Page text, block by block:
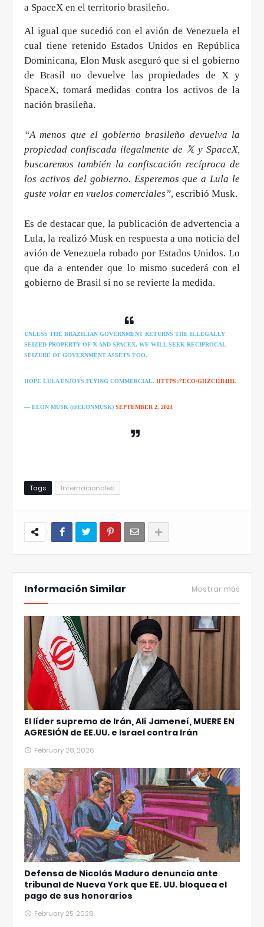
a SpaceX en el territorio brasileño.
Al igual que sucedió con el avión de Venezuela el
cual tiene retenido Estados Unidos en República
Dominicana, Elon Musk aseguró que si el gobierno
de Brasil no devuelve las propiedades de X y
SpaceX, tomará medidas contra los activos de la
nación brasileña.
“A menos que el gobierno brasileño devuelva la
propiedad confiscada ilegalmente de 𝕏 y SpaceX,
buscaremos también la confiscación recíproca de
los activos del gobierno. Esperemos que a Lula le
guste volar en vuelos comerciales”, escribió Musk.
Es de destacar que, la publicación de advertencia a
Lula, la realizó Musk en respuesta a una noticia del
avión de Venezuela robado por Estados Unidos. Lo
que da a entender que lo mismo sucederá con el
gobierno de Brasil si no se revierte la medida.
UNLESS THE BRAZILIAN GOVERNMENT RETURNS THE ILLEGALLY
SEIZED PROPERTY OF 𝕏 AND SPACEX, WE WILL SEEK RECIPROCAL
SEIZURE OF GOVERNMENT ASSETS TOO.
HOPE LULA ENJOYS FLYING COMMERCIAL. HTTPS://T.CO/GHZC11B4HL
— ELON MUSK (@ELONMUSK) SEPTEMBER 2, 2024
Tags Internacionales
Información Similar Mostrar más
El líder supremo de Irán, Alí Jameneí, MUERE EN
AGRESIÓN de EE.UU. e Israel contra Irán
February 28, 2026
Defensa de Nicolás Maduro denuncia ante
tribunal de Nueva York que EE. UU. bloquea el
pago de sus honorarios
February 25, 2026